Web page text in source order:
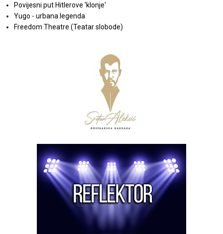
Povijesni put Hitlerove 'klonje'
Yugo - urbana legenda
Freedom Theatre (Teatar slobode)